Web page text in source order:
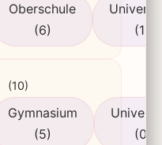
Oberschule
(6)
(1)
(10)
Gymnasium
(5)
(0)